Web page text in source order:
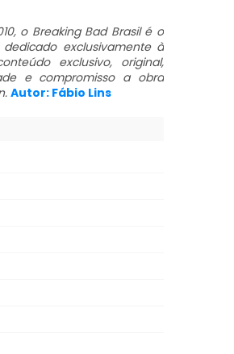
o Breaking Bad Brasil é o
exclusivamente à
exclusivo, original,
e compromisso a obra
Autor: Fábio Lins